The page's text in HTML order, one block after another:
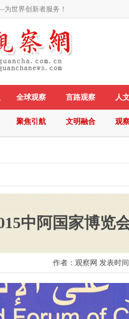
世界创新者服务！
全球观察 言路观察 人
聚焦引航 文明融合 观
中阿国家博览
作者：观察网 发表时